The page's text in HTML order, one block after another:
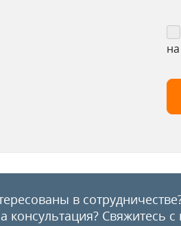
в
консультация? Свяжитесь с